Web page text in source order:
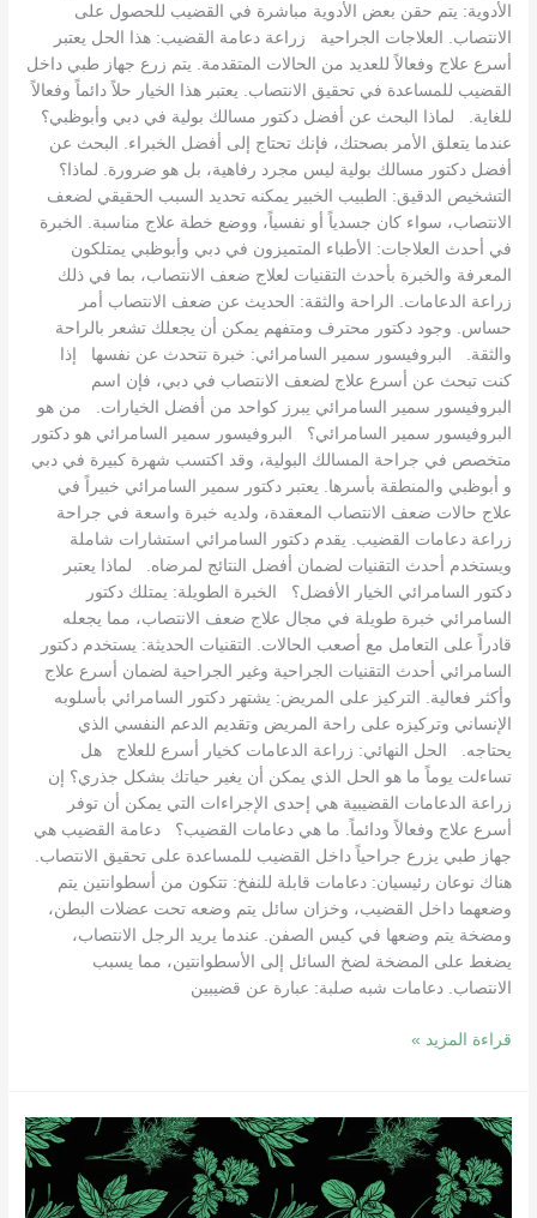
الأدوية: يتم حقن بعض الأدوية مباشرة في القضيب للحصول على
الانتصاب. العلاجات الجراحية زراعة دعامة القضيب: هذا الحل يعتبر
أسرع علاج وفعالاً للعديد من الحالات المتقدمة. يتم زرع جهاز طبي داخل
القضيب للمساعدة في تحقيق الانتصاب. يعتبر هذا الخيار حلاً دائماً وفعالاً
للغاية. لماذا البحث عن أفضل دكتور مسالك بولية في دبي وأبوظبي؟
عندما يتعلق الأمر بصحتك، فإنك تحتاج إلى أفضل الخبراء. البحث عن
أفضل دكتور مسالك بولية ليس مجرد رفاهية، بل هو ضرورة. لماذا؟
التشخيص الدقيق: الطبيب الخبير يمكنه تحديد السبب الحقيقي لضعف
الانتصاب، سواء كان جسدياً أو نفسياً، ووضع خطة علاج مناسبة. الخبرة
في أحدث العلاجات: الأطباء المتميزون في دبي وأبوظبي يمتلكون
المعرفة والخبرة بأحدث التقنيات لعلاج ضعف الانتصاب، بما في ذلك
زراعة الدعامات. الراحة والثقة: الحديث عن ضعف الانتصاب أمر
حساس. وجود دكتور محترف ومتفهم يمكن أن يجعلك تشعر بالراحة
والثقة. البروفيسور سمير السامرائي: خبرة تتحدث عن نفسها إذا
كنت تبحث عن أسرع علاج لضعف الانتصاب في دبي، فإن اسم
البروفيسور سمير السامرائي يبرز كواحد من أفضل الخيارات. من هو
البروفيسور سمير السامرائي؟ البروفيسور سمير السامرائي هو دكتور
متخصص في جراحة المسالك البولية، وقد اكتسب شهرة كبيرة في دبي
و أبوظبي والمنطقة بأسرها. يعتبر دكتور سمير السامرائي خبيراً في
علاج حالات ضعف الانتصاب المعقدة، ولديه خبرة واسعة في جراحة
زراعة دعامات القضيب. يقدم دكتور السامرائي استشارات شاملة
ويستخدم أحدث التقنيات لضمان أفضل النتائج لمرضاه. لماذا يعتبر
دكتور السامرائي الخيار الأفضل؟ الخبرة الطويلة: يمتلك دكتور
السامرائي خبرة طويلة في مجال علاج ضعف الانتصاب، مما يجعله
قادراً على التعامل مع أصعب الحالات. التقنيات الحديثة: يستخدم دكتور
السامرائي أحدث التقنيات الجراحية وغير الجراحية لضمان أسرع علاج
وأكثر فعالية. التركيز على المريض: يشتهر دكتور السامرائي بأسلوبه
الإنساني وتركيزه على راحة المريض وتقديم الدعم النفسي الذي
يحتاجه. الحل النهائي: زراعة الدعامات كخيار أسرع للعلاج هل
تساءلت يوماً ما هو الحل الذي يمكن أن يغير حياتك بشكل جذري؟ إن
زراعة الدعامات القضيبية هي إحدى الإجراءات التي يمكن أن توفر
أسرع علاج وفعالاً ودائماً. ما هي دعامات القضيب؟ دعامة القضيب هي
جهاز طبي يزرع جراحياً داخل القضيب للمساعدة على تحقيق الانتصاب.
هناك نوعان رئيسيان: دعامات قابلة للنفخ: تتكون من أسطوانتين يتم
وضعهما داخل القضيب، وخزان سائل يتم وضعه تحت عضلات البطن،
ومضخة يتم وضعها في كيس الصفن. عندما يريد الرجل الانتصاب،
يضغط على المضخة لضخ السائل إلى الأسطوانتين، مما يسبب
الانتصاب. دعامات شبه صلبة: عبارة عن قضيبين
قراءة المزيد »
علاج
ضعف
الانتصاب
نهائيا